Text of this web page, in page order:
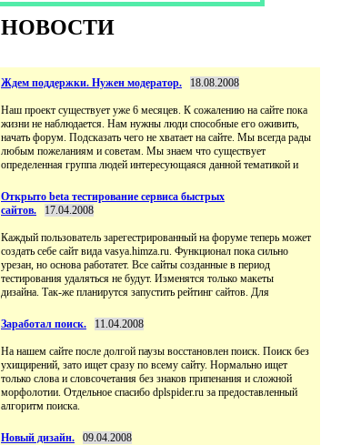
НОВОСТИ
Ждем поддержки. Нужен модератор. 18.08.2008
Наш проект существует уже 6 месяцев. К сожалению на сайте пока
жизни не наблюдается. Нам нужны люди способные его оживить,
начать форум. Подсказать чего не хватает на сайте. Мы всегда рады
любым пожеланиям и советам. Мы знаем что существует
определенная группа людей интересующаяся данной тематикой и
Открыто beta тестирование сервиса быстрых
сайтов.
17.04.2008
Каждый пользователь зарегестрированный на форуме теперь может
создать себе сайт вида vasya.himza.ru. Функционал пока сильно
урезан, но основа работатет. Все сайты созданные в период
тестирования удаляться не будут. Изменятся только макеты
дизайна. Так-же планирутся запустить рейтинг сайтов. Для
Заработал поиск. 11.04.2008
На нашем сайте после долгой паузы восстановлен поиск. Поиск без
ухищирений, зато ищет сразу по всему сайту. Нормально ищет
только слова и словсочетания без знаков припенания и сложной
морфолотии. Отдельное спасибо dplspider.ru за предоставленный
алгоритм поиска.
Новый дизайн. 09.04.2008